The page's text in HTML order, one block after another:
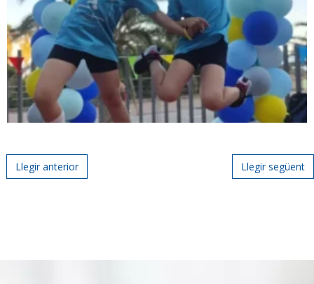
Post navigation
Llegir anterior Llegir següent